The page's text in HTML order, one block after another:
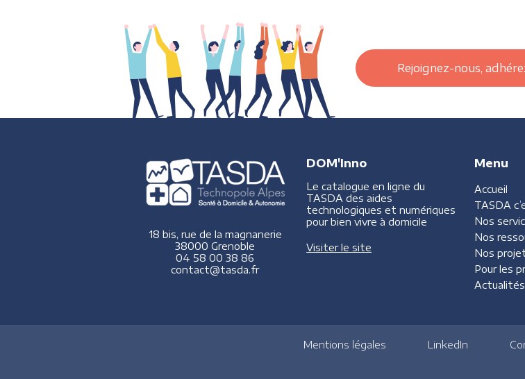
Rejoignez-nous,
18 bis, rue de la magnanerie
38000 Grenoble
04 58 00 38 86
contact@tasda.fr
DOM'Inno
Le catalogue en ligne du
TASDA des aides
technologiques et numériques
pour bien vivre à domicile
Visiter le site
Menu
Accueil
TASDA
Nos
Nos
Nos
Pour les
Mentions légales LinkedIn